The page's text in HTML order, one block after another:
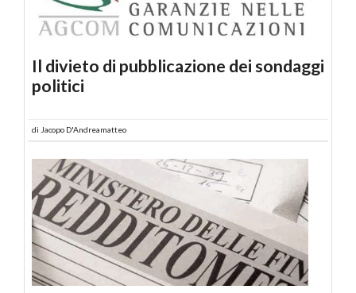
Il divieto di pubblicazione dei sondaggi
politici
di Jacopo D'Andreamatteo